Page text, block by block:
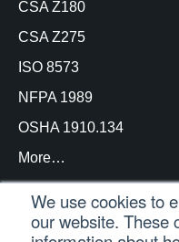
We use cookies to
our website. These
CSA Z180
CSA Z275
ISO 8573
NFPA 1989
OSHA 1910.134
More…